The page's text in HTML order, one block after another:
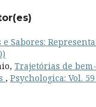
e Sabores:
Trajetórias de
, Psychologica: Vol. 59